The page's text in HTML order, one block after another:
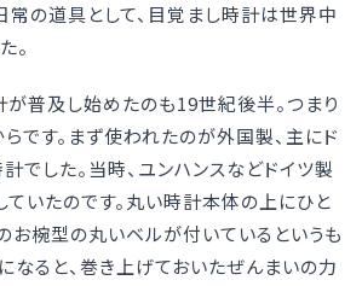
の道具として、目覚まし時計は世界中
。
普及し始めたのも19世紀後半。つまり
です。まず使われたのが外国製、主にド
でした。当時、ユンハンスなどドイツ製
いたのです。丸い時計本体の上にひと
お椀型の丸いベルが付いているというも
なると、巻き上げておいたぜんまいの力